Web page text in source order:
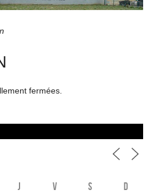
fermées.
J V S D